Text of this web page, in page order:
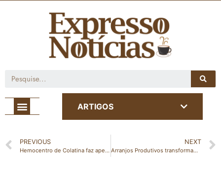
ARTIGOS
PREVIOUS
Hemocentro de Colatina faz apelo por doações de sangue
NEXT
Arranjos Produtivos transformam agroindústrias familiares no Espírito Santo